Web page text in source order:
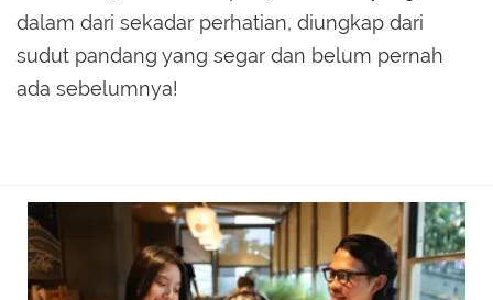
dalam dari sekadar perhatian, diungkap dari
sudut pandang yang segar dan belum pernah
ada sebelumnya!